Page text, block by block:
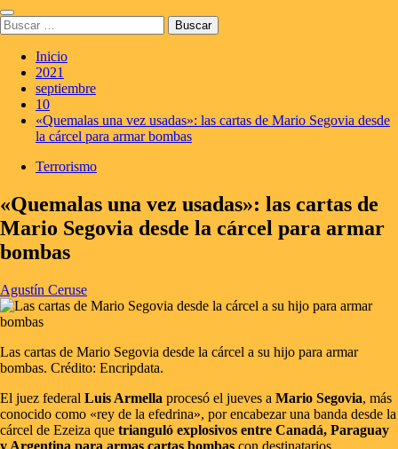
Saltar
al
contenido
Menú
principal
Buscar:
Inicio
2021
septiembre
10
«Quemalas una vez usadas»: las cartas de Mario Segovia desde
la cárcel para armar bombas
Terrorismo
«Quemalas una vez usadas»: las cartas de
Mario Segovia desde la cárcel para armar
bombas
Agustín Ceruse
Las cartas de Mario Segovia desde la cárcel a su hijo para armar
bombas. Crédito: Encripdata.
El juez federal Luis Armella procesó el jueves a Mario Segovia, más
conocido como «rey de la efedrina», por encabezar una banda desde la
cárcel de Ezeiza que trianguló explosivos entre Canadá, Paraguay
y Argentina para armas cartas bombas con destinatarios